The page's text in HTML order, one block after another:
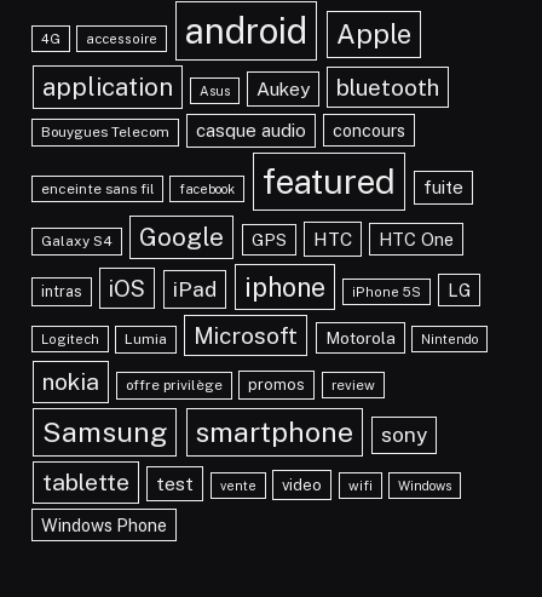
4G accessoire android Apple
application Asus Aukey bluetooth
Bouygues Telecom casque audio concours
enceinte sans fil facebook featured fuite
Galaxy S4 Google GPS HTC HTC One
intras iOS iPad iphone iPhone 5S LG
Logitech Lumia Microsoft Motorola Nintendo
nokia offre privilège promos review
Samsung smartphone sony
tablette test vente video wifi Windows
Windows Phone